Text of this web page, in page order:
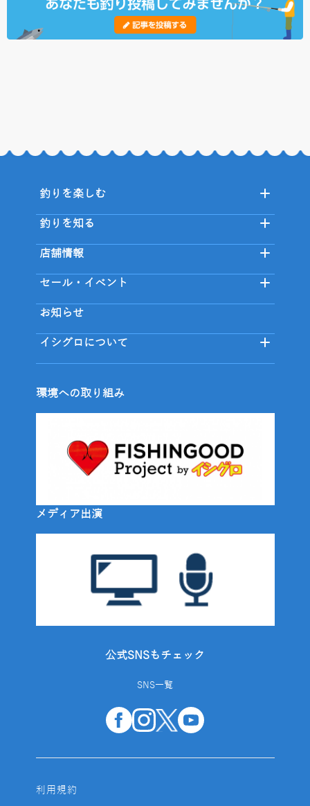
釣りを楽しむ
釣りを知る
店舗情報
セール・イベント
お知らせ
イシグロについて
環境への取り組み
メディア出演
公式SNSもチェック
SNS一覧
利用規約